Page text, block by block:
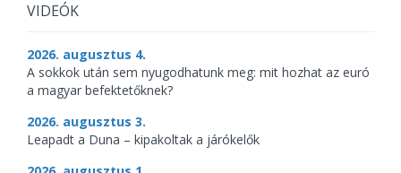
VIDEÓK
2026. augusztus 4.
A sokkok után sem nyugodhatunk meg: mit hozhat az euró
a magyar befektetőknek?
2026. augusztus 3.
Leapadt a Duna – kipakoltak a járókelők